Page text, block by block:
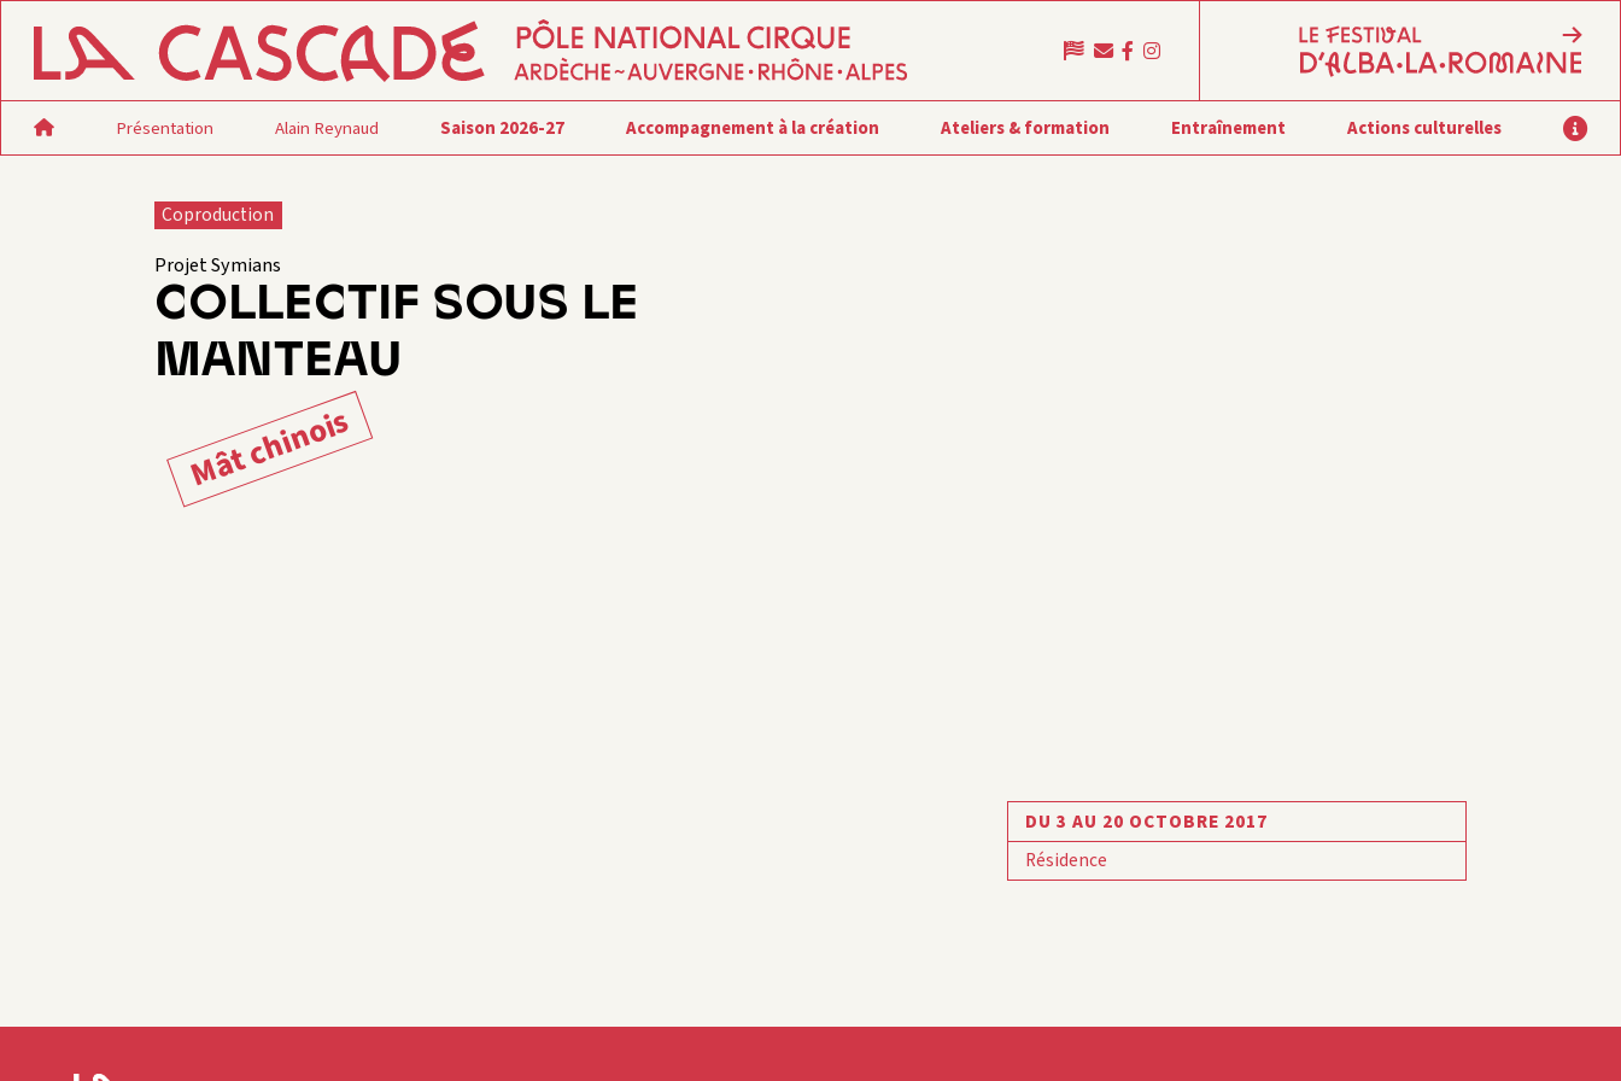
Présentation Alain Reynaud Saison 2026-27 Accompagnement à la création Ateliers & formation Entraînement Actions culturelles
Coproduction
Projet Symians
COLLECTIF SOUS LE
MANTEAU
Mât chinois
DU 3 AU 20 OCTOBRE 2017
Résidence